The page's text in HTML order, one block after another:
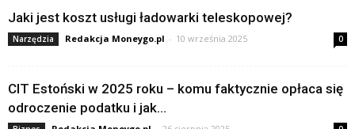
Jaki jest koszt usługi ładowarki teleskopowej?
Narzędzia Redakcja Moneygo.pl - 10 września 2025 0
CIT Estoński w 2025 roku – komu faktycznie opłaca się
odroczenie podatku i jak...